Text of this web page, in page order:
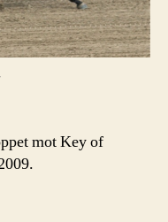
mot Key of